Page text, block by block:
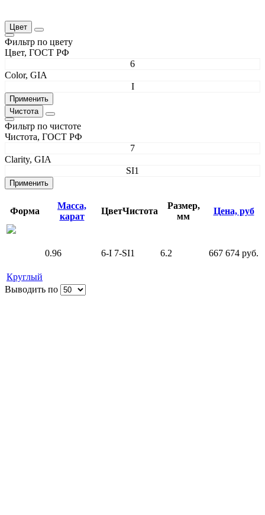
Цвет
Фильтр по цвету
Цвет, ГОСТ РФ
6
Color, GIA
I
Чистота
Фильтр по чистоте
Чистота, ГОСТ РФ
7
Clarity, GIA
SI1
Форма
Масса,
карат
ЦветЧистота
Размер,
мм
Цена, руб
Круглый
0.96 6-I 7-SI1 6.2 667 674 руб.
Выводить по